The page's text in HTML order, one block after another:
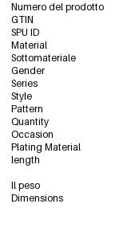
Numero del prodotto
GTIN
SPU ID
Material
Sottomateriale
Gender
Series
Style
Pattern
Quantity
Occasion
Plating Material
length
Il peso
Dimensions